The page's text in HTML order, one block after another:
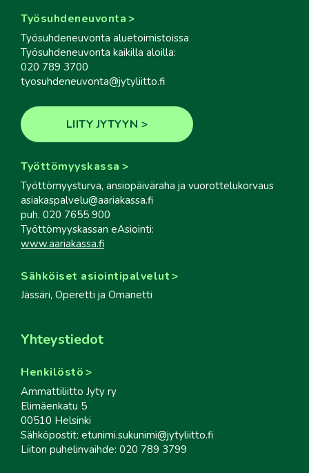
Työsuhdeneuvonta
Työsuhdeneuvonta aluetoimistoissa
Työsuhdeneuvonta kaikilla aloilla:
020 789 3700
tyosuhdeneuvonta@jytyliitto.fi
LIITY JYTYYN
Työttömyyskassa
Työttömyysturva, ansiopäiväraha ja vuorottelukorvaus
asiakaspalvelu@aariakassa.fi
puh. 020 7655 900
Työttömyyskassan eAsiointi:
www.aariakassa.fi
Sähköiset asiointipalvelut
Jässäri, Operetti ja Omanetti
Yhteystiedot
Henkilöstö
Ammattiliitto Jyty ry
Elimäenkatu 5
00510 Helsinki
Sähköpostit: etunimi.sukunimi@jytyliitto.fi
Liiton puhelinvaihde: 020 789 3799